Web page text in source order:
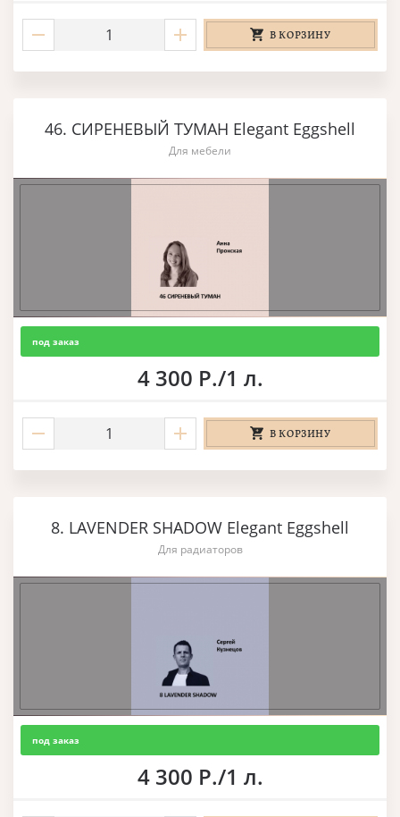
В КОРЗИНУ
46. СИРЕНЕВЫЙ ТУМАН Elegant Eggshell
Для мебели
под заказ
4 300 Р./1 л.
В КОРЗИНУ
8. LAVENDER SHADOW Elegant Eggshell
Для радиаторов
под заказ
4 300 Р./1 л.